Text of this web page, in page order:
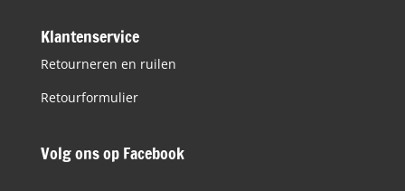
Klantenservice
Retourneren en ruilen
Retourformulier
Volg ons op Facebook